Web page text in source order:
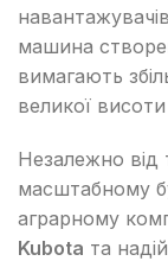
машина
вимагають
великої
Незалежно
масштабному
аграрному
Kubota та